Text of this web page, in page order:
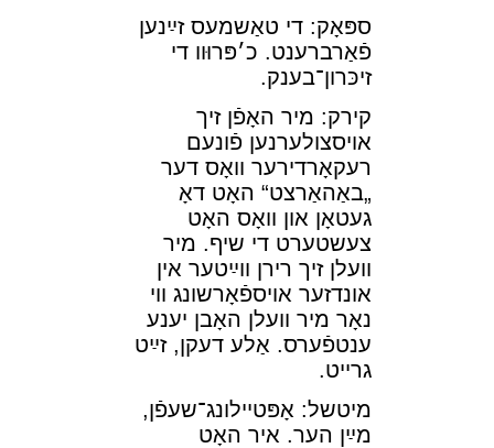
ספּאָק: די טאַשמעס זײַנען
פֿאַרברענט. כ׳פּרוּװ די
זיכּרון־בענק.
קירק: מיר האָפֿן זיך
אױסצולערנען פֿונעם
⁠רעקאָרדירער װאָס דער
„באַהאַרצט“ האָט דאָ
געטאָן און װאָס האָט
צעשטערט די שיף. מיר
װעלן זיך רירן װײַטער אין
אונדזער אױספֿאָרשונג װי
נאָר מיר װעלן האָבן יענע
ענטפֿערס. אַלע דעקן, זײַט
גרײט.
מיטשל: אָפּטײלונג־שעפֿן,
מײַן הער. איר האָט